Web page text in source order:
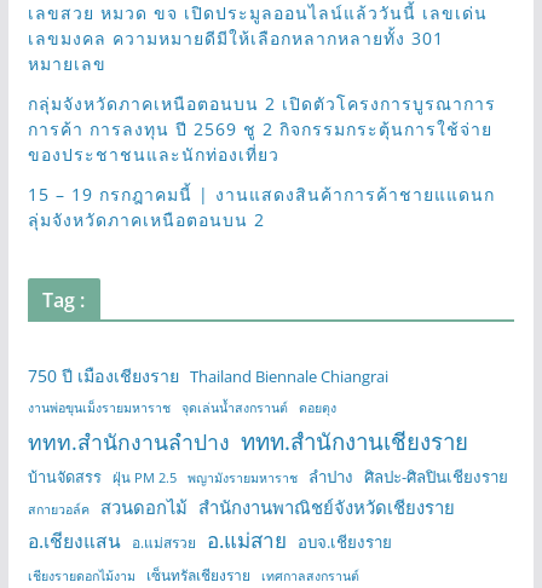
เลขสวย หมวด ขจ เปิดประมูลออนไลน์แล้ววันนี้ เลขเด่น
เลขมงคล ความหมายดีมีให้เลือกหลากหลายทั้ง 301
หมายเลข
กลุ่มจังหวัดภาคเหนือตอนบน 2 เปิดตัวโครงการบูรณาการ
การค้า การลงทุน ปี 2569 ชู 2 กิจกรรมกระตุ้นการใช้จ่าย
ของประชาชนและนักท่องเที่ยว
15 – 19 กรกฎาคมนี้ | งานแสดงสินค้าการค้าชายแแดนก
ลุ่มจังหวัดภาคเหนือตอนบน 2
Tag :
750 ปี เมืองเชียงราย Thailand Biennale Chiangrai
งานพ่อขุนเม็งรายมหาราช จุดเล่นน้ำสงกรานต์ ดอยตุง
ททท.สำนักงานลำปาง ททท.สำนักงานเชียงราย
บ้านจัดสรร ฝุ่น PM 2.5 พญามังรายมหาราช ลำปาง ศิลปะ-ศิลปินเชียงราย
สกายวอล์ค สวนดอกไม้ สำนักงานพาณิชย์จังหวัดเชียงราย
อ.เชียงแสน อ.แม่สรวย อ.แม่สาย อบจ.เชียงราย
เชียงรายดอกไม้งาม เซ็นทรัลเชียงราย เทศกาลสงกรานต์